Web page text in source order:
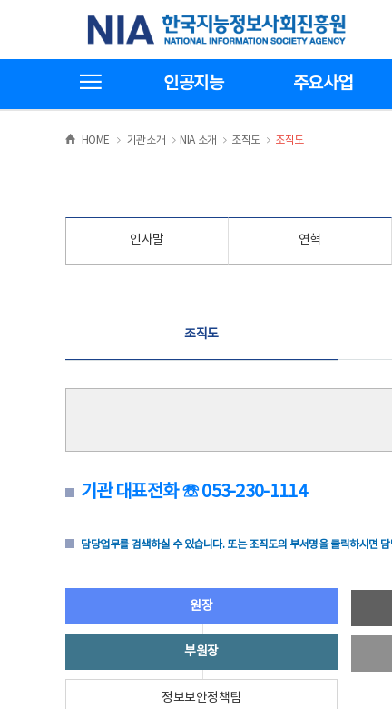
기
한국지능정보사회진흥원
인공지능 주요사업
HOME >
기관소개 >NIA 소개 >
조직도 >
조직도
인사말 연혁
조직도
기관 대표전화 ☏ 053-230-1114
담당업무를 검색하실 수 있습니다. 또는 조직도의 부서명을 클릭하시면
원장
부원장
정보보안정책팀